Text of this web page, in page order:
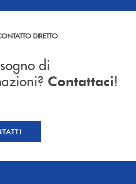
di informazioni? Contattaci !
DIRETTO
di
Contattaci!